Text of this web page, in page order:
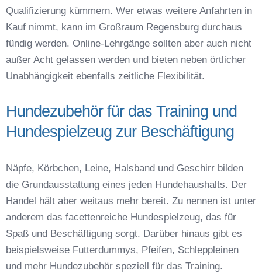
Qualifizierung kümmern. Wer etwas weitere Anfahrten in
Kauf nimmt, kann im Großraum Regensburg durchaus
fündig werden. Online-Lehrgänge sollten aber auch nicht
außer Acht gelassen werden und bieten neben örtlicher
Unabhängigkeit ebenfalls zeitliche Flexibilität.
Hundezubehör für das Training und
Hundespielzeug zur Beschäftigung
Näpfe, Körbchen, Leine, Halsband und Geschirr bilden
die Grundausstattung eines jeden Hundehaushalts. Der
Handel hält aber weitaus mehr bereit. Zu nennen ist unter
anderem das facettenreiche Hundespielzeug, das für
Spaß und Beschäftigung sorgt. Darüber hinaus gibt es
beispielsweise Futterdummys, Pfeifen, Schleppleinen
und mehr Hundezubehör speziell für das Training.